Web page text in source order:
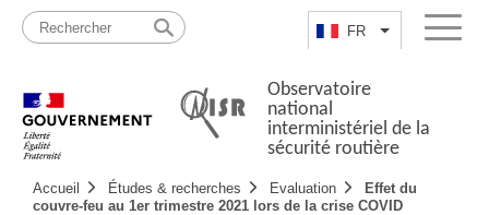
Passer
contenu
FR Lister lesMenu
Observatoire
national
interministériel de la
sécurité routière
principale
Accueil Études & recherches Evaluation
Effet du
couvre-feu au 1er trimestre 2021 lors de la crise COVID